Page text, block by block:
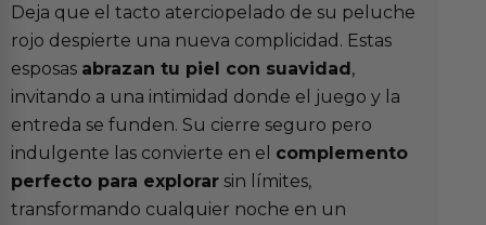
Deja que el tacto aterciopelado de su peluche
rojo despierte una nueva complicidad. Estas
esposas abrazan tu piel con suavidad,
invitando a una intimidad donde el juego y la
entreda se funden. Su cierre seguro pero
indulgente las convierte en el complemento
perfecto para explorar sin límites,
transformando cualquier noche en un